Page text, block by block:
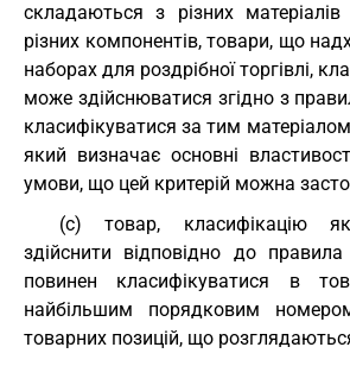
складаються з різних
різних компонентів, товари, що
наборах для роздрібної торгівлі,
може здійснюватися згідно з
класифікуватися за тим
який визначає основні
умови, що цей критерій можна
(c) товар, класифікацію
здійснити відповідно до
повинен класифікуватися в
найбільшим порядковим
товарних позицій, що